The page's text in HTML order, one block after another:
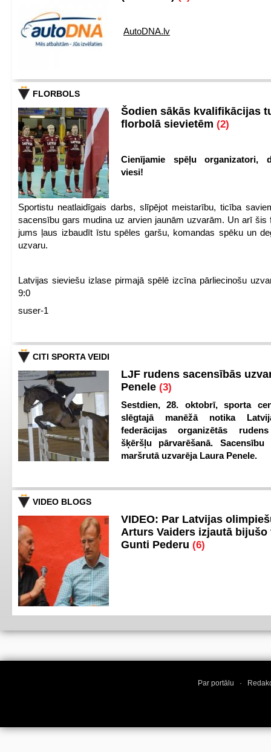
AutoDNA.lv
FLORBOLS
Šodien sākās kvalifikācijas
florbolā sievietēm (2)
Cienījamie spēļu organizatori,
viesi!
Sportistu neatlaidīgais darbs, slīpējot meistarību, ticība
sacensību gars mudina uz arvien jaunām uzvarām. Un arī šis
jums ļaus izbaudīt īstu spēles garšu, komandas spēku un
uzvaru.
Latvijas sieviešu izlase pirmajā spēlē izcīna pārliecinošu
9:0
suser-1
CITI SPORTA VEIDI
LJF rudens sacensībās
Penele (3)
Sestdien, 28. oktobrī, sporta
slēgtajā manēžā notika
federācijas organizētās
šķēršļu pārvarēšanā. Sacensību
maršrutā uzvarēja Laura Penele.
VIDEO BLOGS
VIDEO: Par Latvijas
Arturs Vaiders izjautā bijušo
Gunti Pederu (6)
Par portālu ·